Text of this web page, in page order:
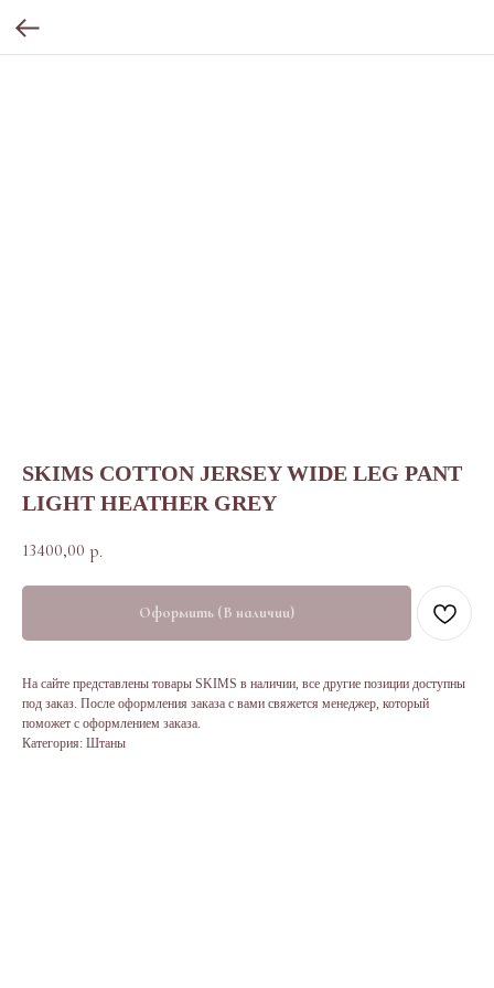
SKIMS COTTON JERSEY WIDE LEG PANT
LIGHT HEATHER GREY
13400,00 р.
Оформить (В наличии)
На сайте представлены товары SKIMS в наличии, все другие позиции доступны
под заказ. После оформления заказа с вами свяжется менеджер, который
поможет с оформлением заказа.
Категория: Штаны